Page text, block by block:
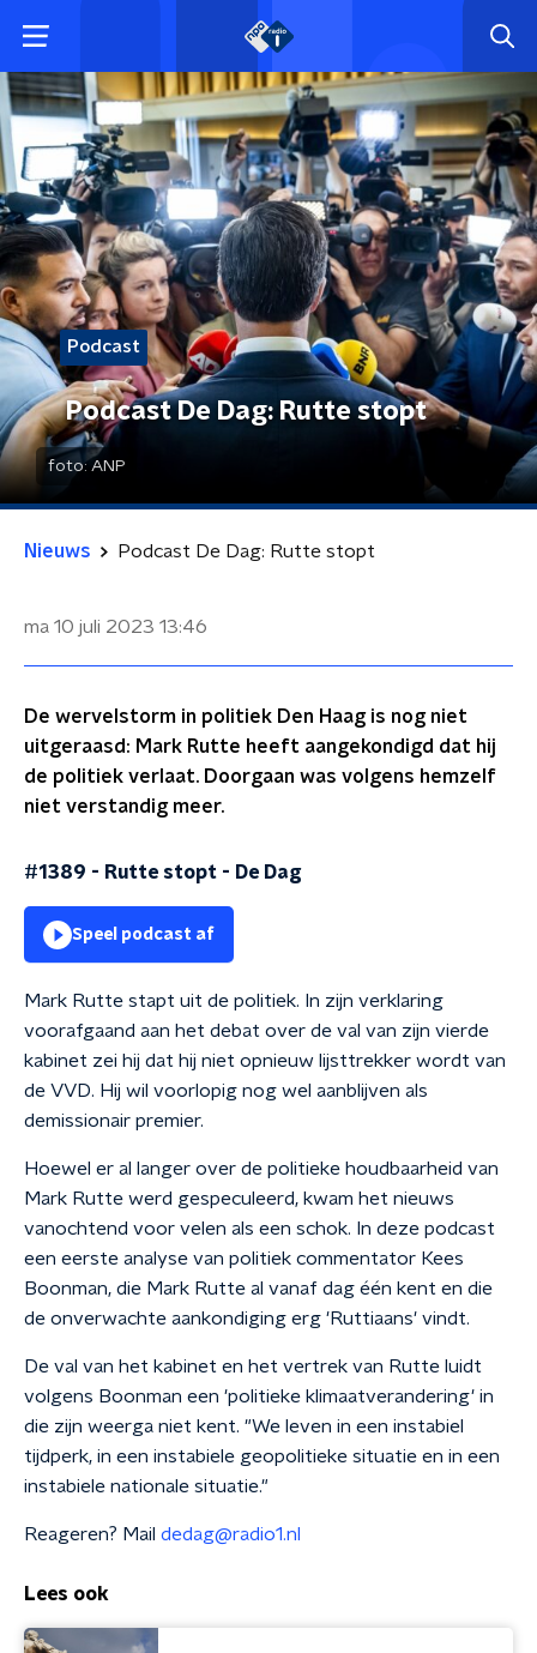
Podcast
Podcast De Dag: Rutte stopt
foto: ANP
Nieuws Podcast De Dag: Rutte stopt
ma 10 juli 2023 13:46
De wervelstorm in politiek Den Haag is nog niet
uitgeraasd: Mark Rutte heeft aangekondigd dat hij
de politiek verlaat. Doorgaan was volgens hemzelf
niet verstandig meer.
#1389 - Rutte stopt - De Dag
Speel podcast af
Mark Rutte stapt uit de politiek. In zijn verklaring
voorafgaand aan het debat over de val van zijn vierde
kabinet zei hij dat hij niet opnieuw lijsttrekker wordt van
de VVD. Hij wil voorlopig nog wel aanblijven als
demissionair premier.
Hoewel er al langer over de politieke houdbaarheid van
Mark Rutte werd gespeculeerd, kwam het nieuws
vanochtend voor velen als een schok. In deze podcast
een eerste analyse van politiek commentator Kees
Boonman, die Mark Rutte al vanaf dag één kent en die
de onverwachte aankondiging erg 'Ruttiaans' vindt.
De val van het kabinet en het vertrek van Rutte luidt
volgens Boonman een 'politieke klimaatverandering' in
die zijn weerga niet kent. "We leven in een instabiel
tijdperk, in een instabiele geopolitieke situatie en in een
instabiele nationale situatie."
Reageren? Mail dedag@radio1.nl
Lees ook